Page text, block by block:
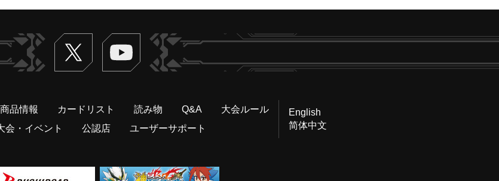
Twitter ヴァンガードch
商品情報 カードリスト 読み物 Q&A
大会ルール
会・イベント 公認店 ユーザーサポート
English
简体中文